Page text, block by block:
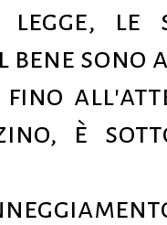
le
sono
fino
è